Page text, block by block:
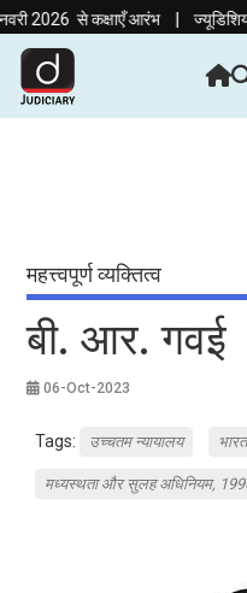
से कक्षाएँ आरंभ|ज्यूडिशियरी
महत्त्वपूर्ण व्यक्तित्व
बी. आर. गवई
06-Oct-2023
Tags: उच्चतम न्यायालय
मध्यस्थता और सुलह अधिनियम,